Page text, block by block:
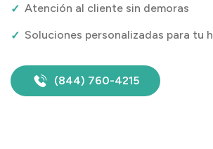
Atención al cliente sin demoras
Soluciones personalizadas para tu
(844) 760-4215